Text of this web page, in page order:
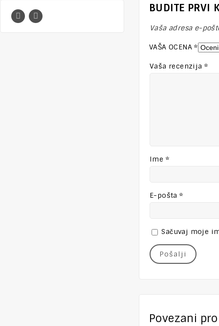
BUDITE PRVI
Vaša adresa e-
VAŠA OCENA*
Vaša recenzija*
Ime *
E-pošta*
Sačuvaj moje
Povezani